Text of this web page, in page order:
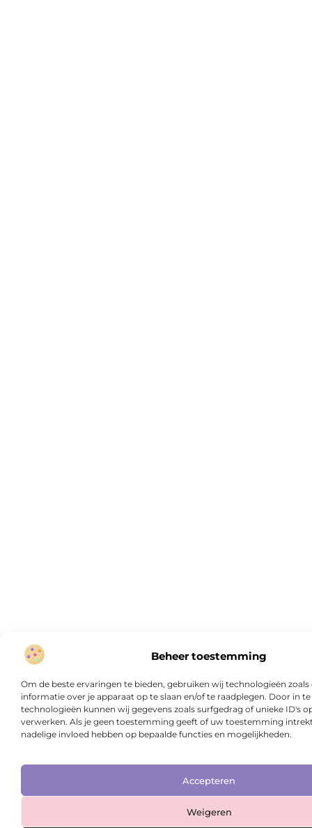
Beheer toestemming
Om de beste ervaringen te bieden, gebruiken wij technologieën
informatie over je apparaat op te slaan en/of te raadplegen. Door in
technologieën kunnen wij gegevens zoals surfgedrag of unieke ID's
verwerken. Als je geen toestemming geeft of uw toestemming
nadelige invloed hebben op bepaalde functies en mogelijkheden.
Accepteren
Weigeren